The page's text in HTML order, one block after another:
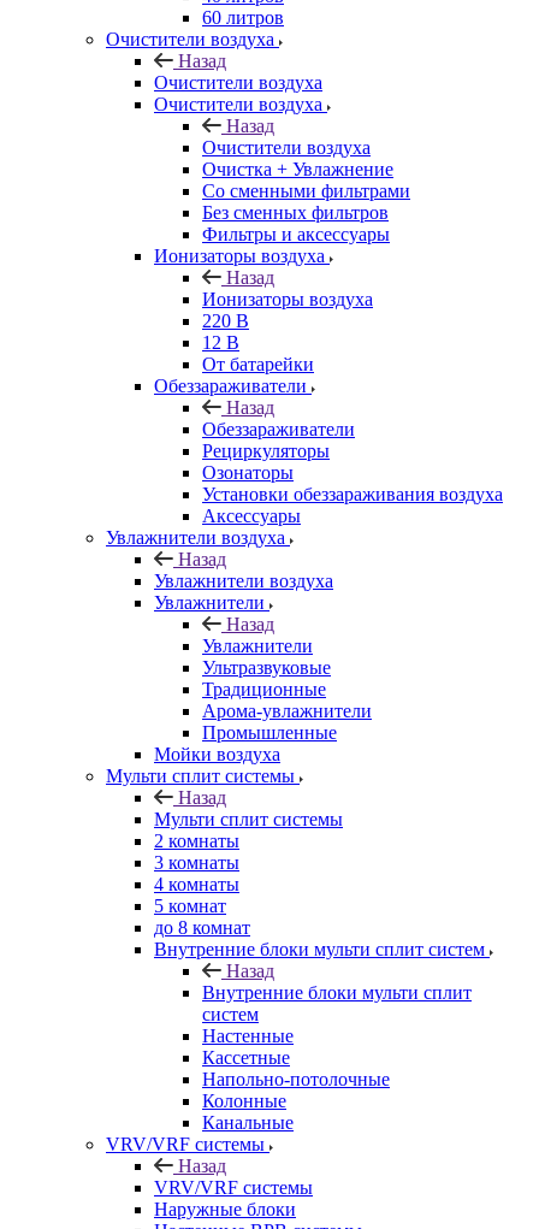
60 литров
Очистители воздуха
Назад
Очистители воздуха
Очистители воздуха
Назад
Очистители воздуха
Очистка + Увлажнение
Cо сменными фильтрами
Без сменных фильтров
Фильтры и аксессуары
Ионизаторы воздуха
Назад
Ионизаторы воздуха
220 В
12 В
От батарейки
Обеззараживатели
Назад
Обеззараживатели
Рециркуляторы
Озонаторы
Установки обеззараживания воздуха
Аксессуары
Увлажнители воздуха
Назад
Увлажнители воздуха
Увлажнители
Назад
Увлажнители
Ультразвуковые
Традиционные
Арома-увлажнители
Промышленные
Мойки воздуха
Мульти сплит системы
Назад
Мульти сплит системы
2 комнаты
3 комнаты
4 комнаты
5 комнат
до 8 комнат
Внутренние блоки мульти сплит систем
Назад
Внутренние блоки мульти сплит
систем
Настенные
Кассетные
Напольно-потолочные
Колонные
Канальные
VRV/VRF системы
Назад
VRV/VRF системы
Наружные блоки